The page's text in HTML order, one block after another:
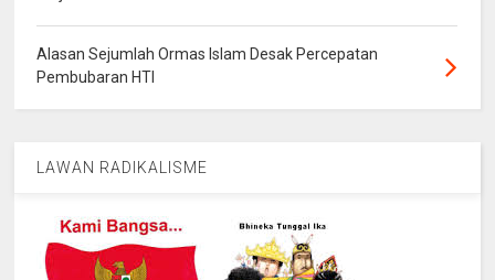
Alasan Sejumlah Ormas Islam Desak Percepatan
Pembubaran HTI
LAWAN RADIKALISME